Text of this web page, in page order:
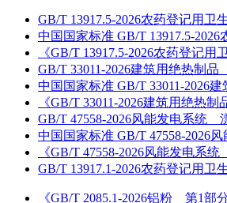
GB/T 13917.5-2026农药登记用
中国国家标准 GB/T 13917.5-
《GB/T 13917.5-2026农药登记
GB/T 33011-2026建筑用绝热制
中国国家标准 GB/T 33011-2026
《GB/T 33011-2026建筑用绝热
GB/T 47558-2026风能发电系统
中国国家标准 GB/T 47558-2026
《GB/T 47558-2026风能发电系
GB/T 13917.1-2026农药登记用
《GB/T 2085.1-2026铝粉 第1部